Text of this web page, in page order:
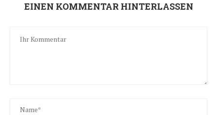
EINEN KOMMENTAR HINTERLASSEN